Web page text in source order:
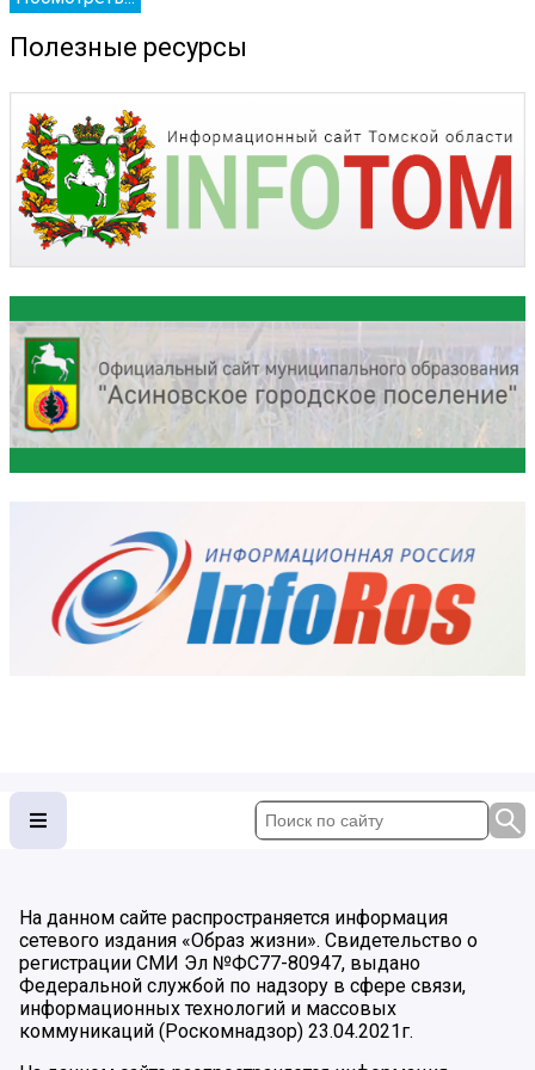
Полезные ресурсы
На данном сайте распространяется информация
сетевого издания «Образ жизни». Свидетельство о
регистрации СМИ Эл №ФС77-80947, выдано
Федеральной службой по надзору в сфере связи,
информационных технологий и массовых
коммуникаций (Роскомнадзор) 23.04.2021г.